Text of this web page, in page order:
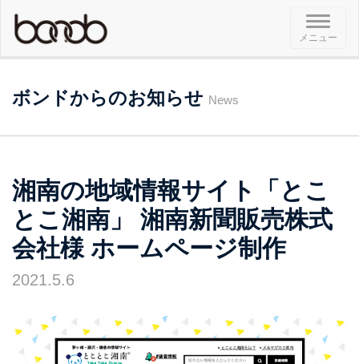
メ
ニ
ュ
メニュー
ボンドからのお知らせ News
湘南の地域情報サイト「とこ
とこ湘南」 湘南新聞販売株式
会社様 ホームページ制作
2021.5.6